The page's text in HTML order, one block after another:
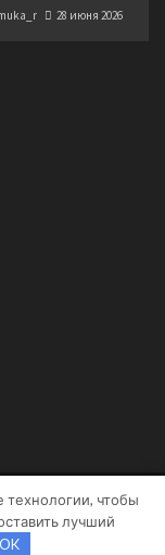
28 июня 2026
CoverNewsот AF
технологии, чтобы
лучший
OK